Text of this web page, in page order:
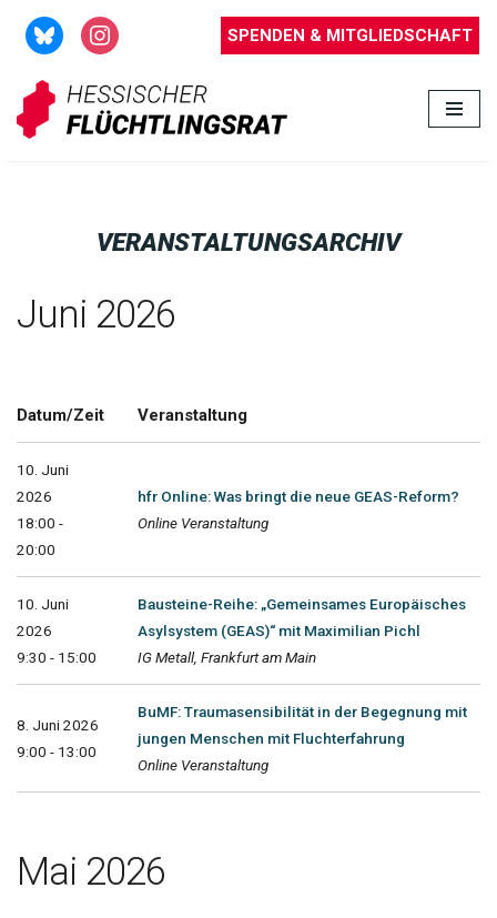
Zum
Inhalt
springen
SPENDEN & MITGLIEDSCHAFT
VERANSTALTUNGSARCHIV
Juni 2026
Datum/Zeit Veranstaltung
10. Juni
2026
18:00 -
20:00
hfr Online: Was bringt die neue GEAS-Reform?
Online Veranstaltung
10. Juni
2026
9:30 - 15:00
Bausteine-Reihe: „Gemeinsames Europäisches
Asylsystem (GEAS)“ mit Maximilian Pichl
IG Metall, Frankfurt am Main
8. Juni 2026
9:00 - 13:00
BuMF: Traumasensibilität in der Begegnung mit
jungen Menschen mit Fluchterfahrung
Online Veranstaltung
Mai 2026